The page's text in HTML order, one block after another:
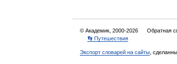
© Академик, 2000-2026 Обратная
👣 Путешествия
Экспорт словарей на сайты ,